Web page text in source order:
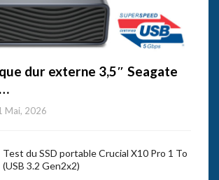
dur externe 3,5″ Seagate
Mai, 2026
Test du SSD portable Crucial X10 Pro 1 To
(USB 3.2 Gen2x2)